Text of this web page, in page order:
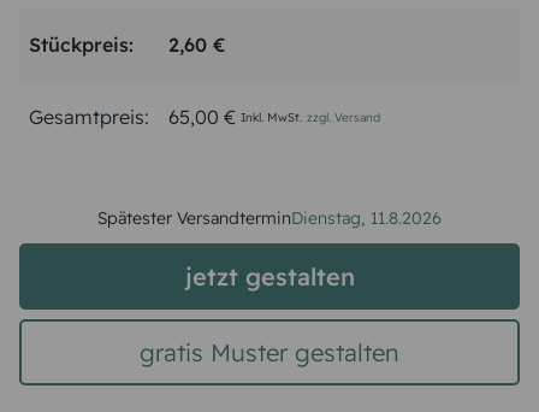
Stückpreis: 2,60 €
Gesamtpreis: 65,00 € Inkl. MwSt. zzgl. Versand
Spätester VersandterminDienstag, 11.8.2026
jetzt gestalten
gratis Muster gestalten